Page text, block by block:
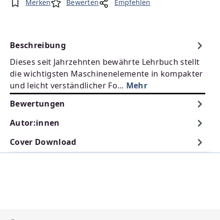
Merken Bewerten Empfehlen
Beschreibung
Dieses seit Jahrzehnten bewährte Lehrbuch stellt
die wichtigsten Maschinenelemente in kompakter
und leicht verständlicher Fo… Mehr
Bewertungen
Autor:innen
Cover Download